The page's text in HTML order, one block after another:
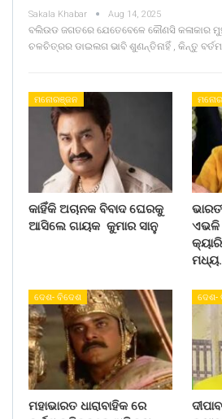
Sakala Khabar Aug 14, 2025
ବଲିଉଡ ଜଗତରେ ଯେତେବେଳେ କୌଣସି କଳାକାର
ଚଳଚିତ୍ରର ଡାଇଲଗ ଭାବି ଶୁଣନ୍ତିନାହିଁ , କିନ୍ତୁ
ମନୋରଞ୍ଜନ
କାହିଁକି ଅଚାନକ ବିବାଦ ଘେରକୁ
ଆସିଲେ ଗାୟକ କୁମାର ସାନୁ
ଏଭଳି
ଦେଶ- ବିଦେଶ
ମହାଭାରତ ଧାରାବାହିକ ରେ
ଦେଶ-